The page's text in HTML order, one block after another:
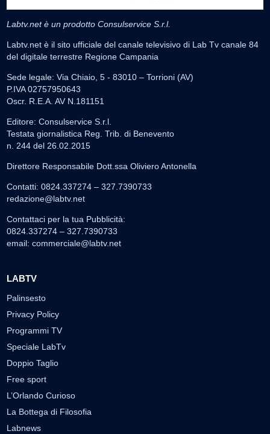
Labtv.net è un prodotto Consulservice S.r.l.
Labtv.net è il sito ufficiale del canale televisivo di Lab Tv canale 84
del digitale terrestre Regione Campania
Sede legale: Via Chiaio, 5 - 83010 – Torrioni (AV)
P.IVA 02757950643
Oscr. R.E.A. AV N.181151
Editore: Consulservice S.r.l.
Testata giornalistica Reg. Trib. di Benevento
n. 244 del 26.02.2015
Direttore Responsabile Dott.ssa Oliviero Antonella
Contatti: 0824.337274 – 327.7390733
redazione@labtv.net
Contattaci per la tua Pubblicità:
0824.337274 – 327.7390733
email: commerciale@labtv.net
LABTV
Palinsesto
Privacy Policy
Programmi TV
Speciale LabTv
Doppio Taglio
Free sport
L’Orlando Curioso
La Bottega di Filosofia
Labnews